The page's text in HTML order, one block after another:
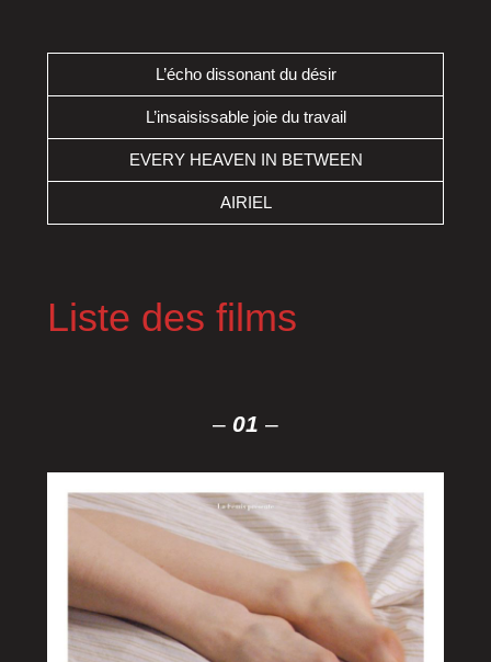
L’écho dissonant du désir
L’insaisissable joie du travail
EVERY HEAVEN IN BETWEEN
AIRIEL
Liste des films
– 01 –